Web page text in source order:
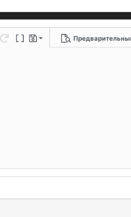
линию
Повторить
Переключение BB-кодов
Черновики